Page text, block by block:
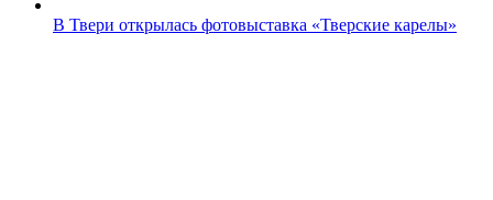
В Твери открылась фотовыставка «Тверские карелы»